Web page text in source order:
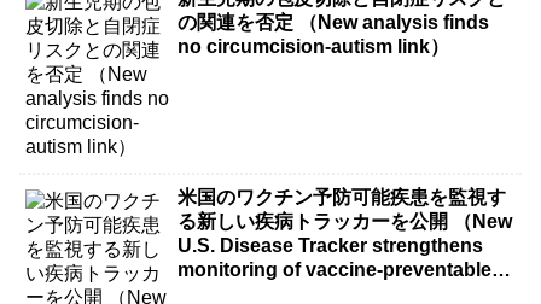
の関連を否定 （New analysis finds
no circumcision-autism link）
米国のワクチン予防可能疾患を監視す
る新しい疾病トラッカーを公開 （New
U.S. Disease Tracker strengthens
monitoring of vaccine-preventable